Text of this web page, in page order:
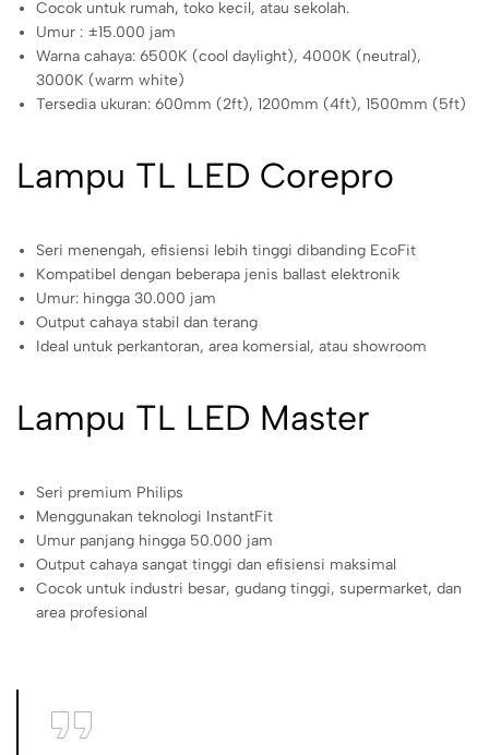
Cocok untuk rumah, toko kecil, atau sekolah.
Umur : ±15.000 jam
Warna cahaya: 6500K (cool daylight), 4000K (neutral),
3000K (warm white)
Tersedia ukuran: 600mm (2ft), 1200mm (4ft), 1500mm (5ft)
Lampu TL LED Corepro
Seri menengah, efisiensi lebih tinggi dibanding EcoFit
Kompatibel dengan beberapa jenis ballast elektronik
Umur: hingga 30.000 jam
Output cahaya stabil dan terang
Ideal untuk perkantoran, area komersial, atau showroom
Lampu TL LED Master
Seri premium Philips
Menggunakan teknologi InstantFit
Umur panjang hingga 50.000 jam
Output cahaya sangat tinggi dan efisiensi maksimal
Cocok untuk industri besar, gudang tinggi, supermarket, dan
area profesional